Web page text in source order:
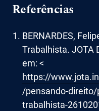
Referências
BERNARDES,
Trabalhista. JOTA
em: <
https://
/pensando-
trabalhista-